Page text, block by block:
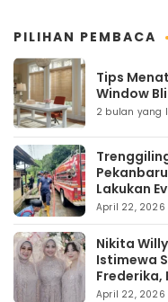
PILIHAN PEMBACA
Tips
Window
2 bulan yang
Lakukan
April 22, 2026
Nikita
Istimewa
Frederika,
April 22, 2026